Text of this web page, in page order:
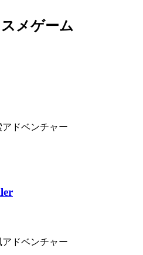
メゲーム
ドベンチャー
ドベンチャー